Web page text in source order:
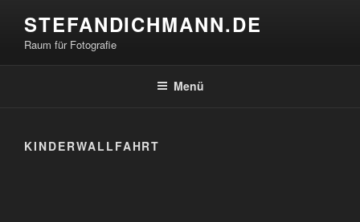
Inhalt
springen
STEFANDICHMANN.DE
Raum für Fotografie
Menü
KINDERWALLFAHRT